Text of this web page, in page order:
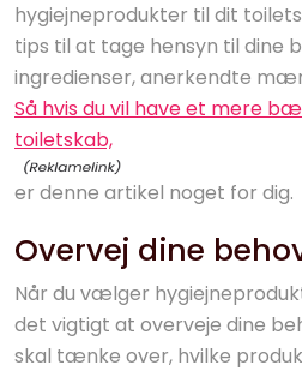
hygiejneprodukter til dit
tips til at tage hensyn til dine
ingredienser, anerkendte
Så hvis du vil have et mere
toiletskab,
er denne artikel noget for dig.
Overvej dine
Når du vælger
det vigtigt at overveje dine
skal tænke over, hvilke